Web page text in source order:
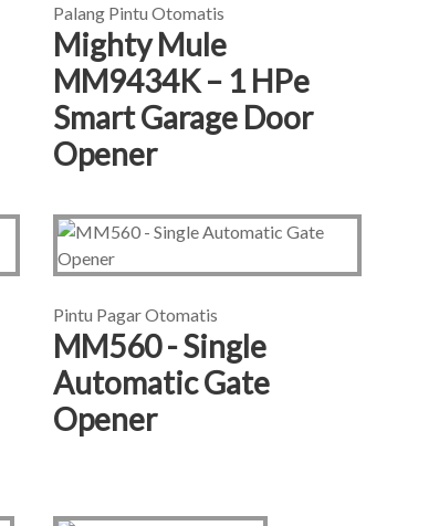
Palang Pintu Otomatis
Mighty Mule
MM9434K – 1 HPe
Smart Garage Door
Opener
Pintu Pagar Otomatis
MM560 - Single
Automatic Gate
Opener